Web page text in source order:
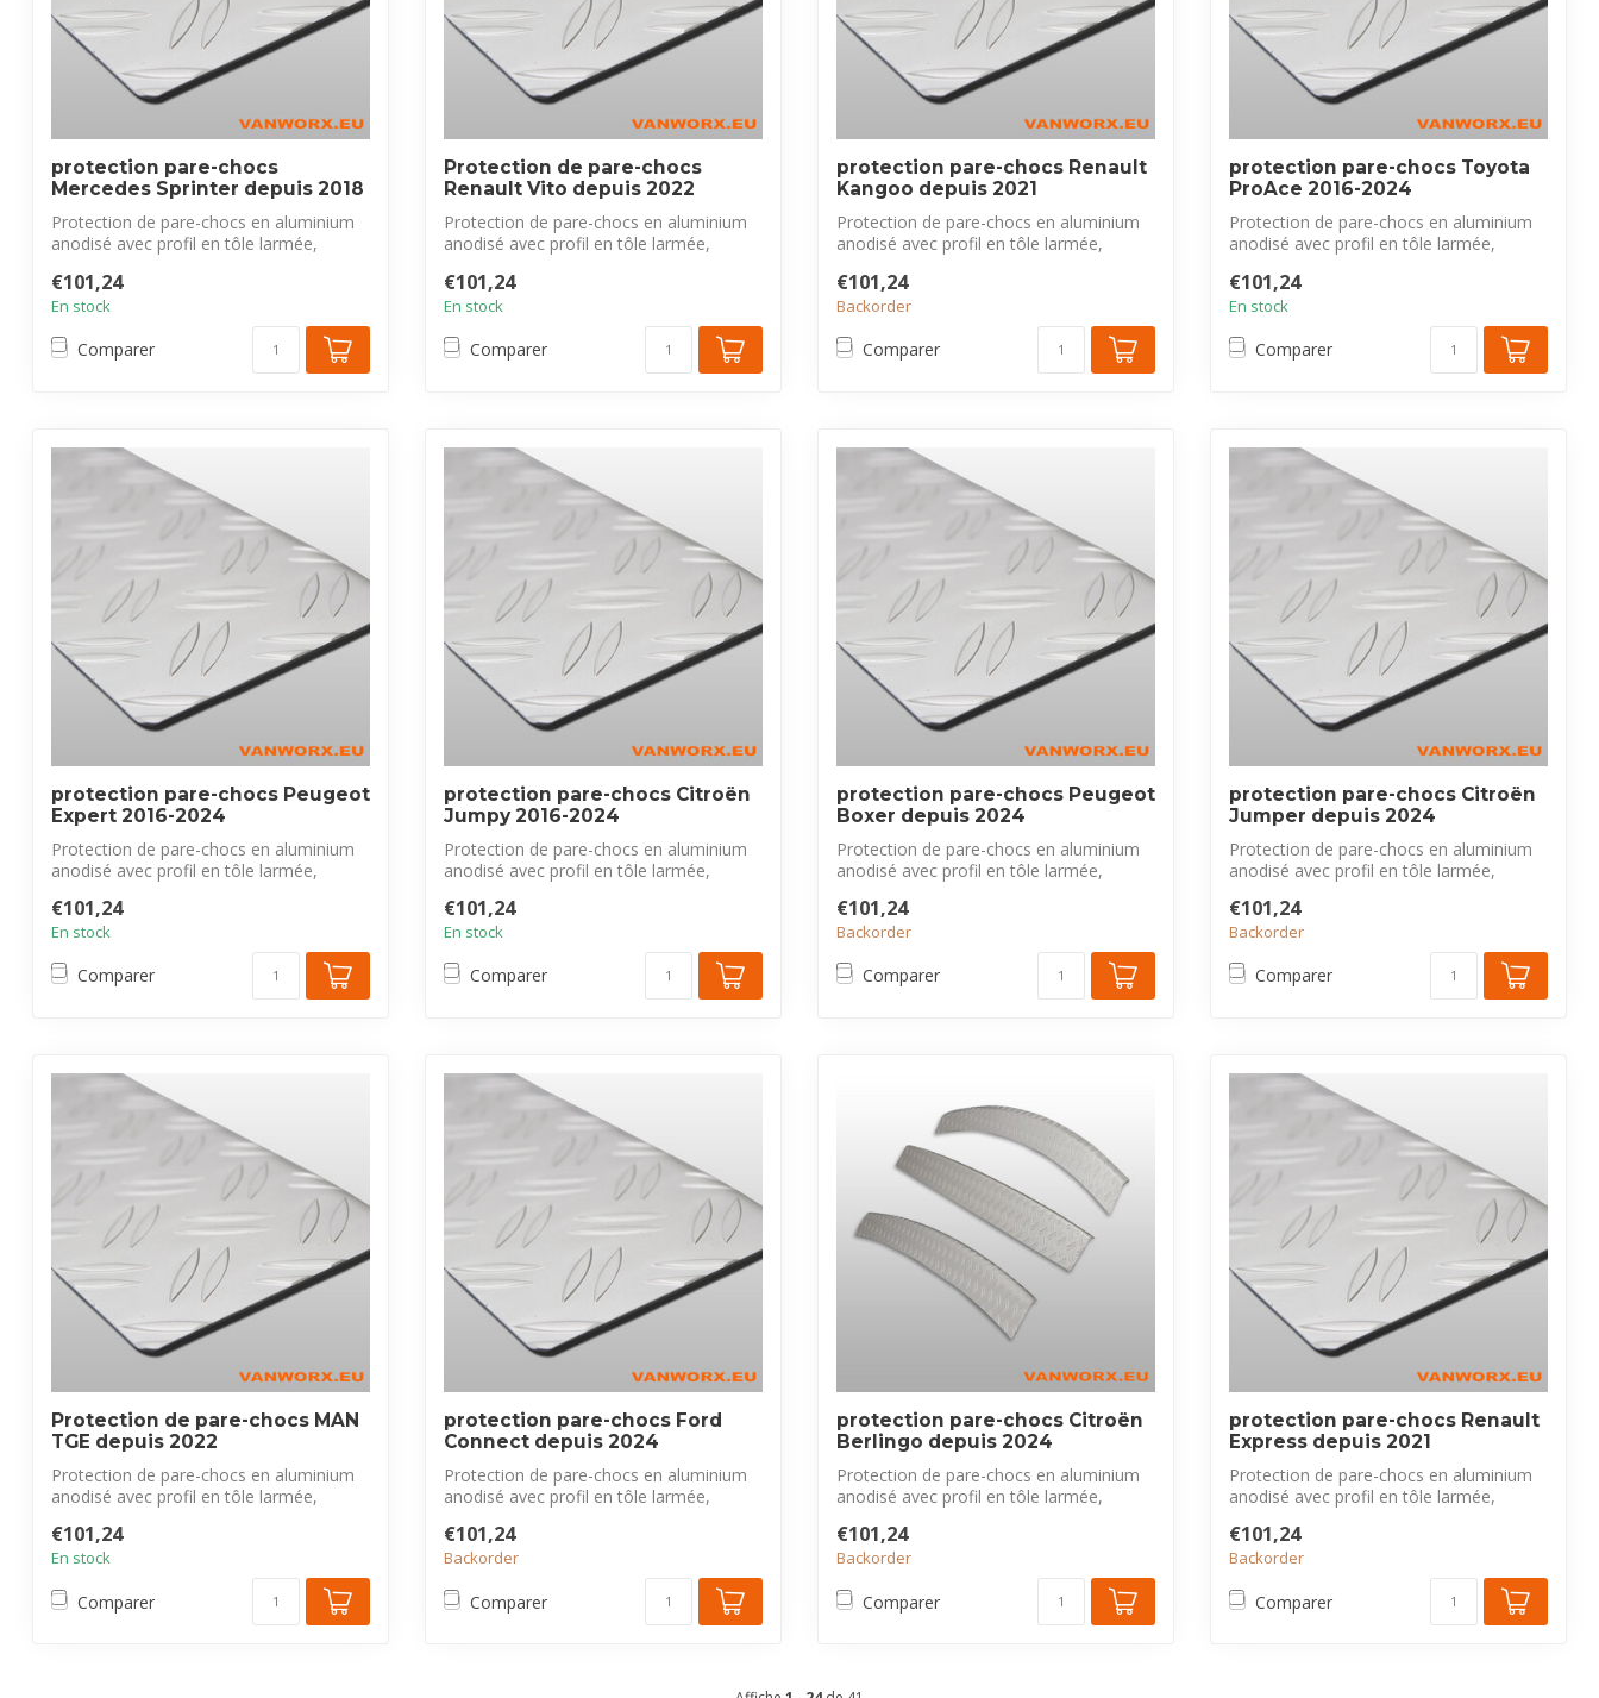
protection pare-chocs
Mercedes Sprinter depuis 2018
Protection de pare-chocs en aluminium
anodisé avec profil en tôle larmée,
€101,24
En stock
Comparer
Protection de pare-chocs
Renault Vito depuis 2022
Protection de pare-chocs en aluminium
anodisé avec profil en tôle larmée,
€101,24
En stock
Comparer
protection pare-chocs Renault
Kangoo depuis 2021
Protection de pare-chocs en aluminium
anodisé avec profil en tôle larmée,
€101,24
Backorder
Comparer
protection pare-chocs Toyota
ProAce 2016-2024
Protection de pare-chocs en aluminium
anodisé avec profil en tôle larmée,
€101,24
En stock
Comparer
protection pare-chocs Peugeot
Expert 2016-2024
Protection de pare-chocs en aluminium
anodisé avec profil en tôle larmée,
€101,24
En stock
Comparer
protection pare-chocs Citroën
Jumpy 2016-2024
Protection de pare-chocs en aluminium
anodisé avec profil en tôle larmée,
€101,24
En stock
Comparer
protection pare-chocs Peugeot
Boxer depuis 2024
Protection de pare-chocs en aluminium
anodisé avec profil en tôle larmée,
€101,24
Backorder
Comparer
protection pare-chocs Citroën
Jumper depuis 2024
Protection de pare-chocs en aluminium
anodisé avec profil en tôle larmée,
€101,24
Backorder
Comparer
Protection de pare-chocs MAN
TGE depuis 2022
Protection de pare-chocs en aluminium
anodisé avec profil en tôle larmée,
€101,24
En stock
Comparer
protection pare-chocs Ford
Connect depuis 2024
Protection de pare-chocs en aluminium
anodisé avec profil en tôle larmée,
€101,24
Backorder
Comparer
protection pare-chocs Citroën
Berlingo depuis 2024
Protection de pare-chocs en aluminium
anodisé avec profil en tôle larmée,
€101,24
Backorder
Comparer
protection pare-chocs Renault
Express depuis 2021
Protection de pare-chocs en aluminium
anodisé avec profil en tôle larmée,
€101,24
Backorder
Comparer